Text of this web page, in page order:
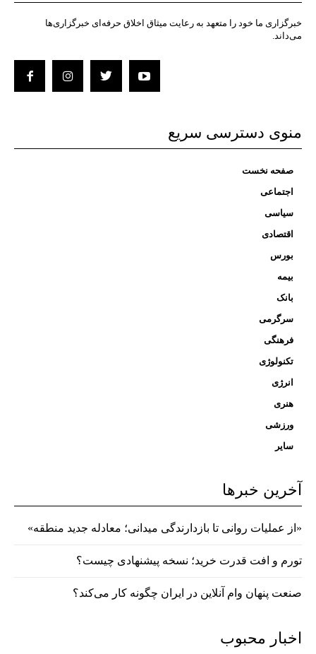
خبرگزاری ما خود را متعهد به رعایت میثاق اخلاق حرفه‌ای خبرگزاری‌ها
می‌داند.
منوی دسترسی سریع
صفحه نخست
اجتماعی
سیاسی
اقتصادی
بورس
بیمه
بانک
سرگرمی
فرهنگی
تکنولوژی
انرژی
هنری
ورزشی
سایر
آخرین خبرها
«از عملیات روانی تا بازدارندگی میدانی؛ معادله جدید منطقه»
تورم و افت قدرت خرید؛ نسخه پیشنهادی چیست؟
صنعت پنهان وام آنلاین در ایران چگونه کار می‌کند؟
اخبار محبوب